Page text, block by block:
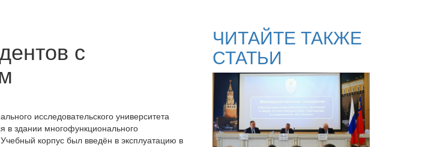
с
исследовательского университета
здании многофункционального
корпус был введён в эксплуатацию в
ЧИТАЙТЕ ТАКЖЕ
СТАТЬИ